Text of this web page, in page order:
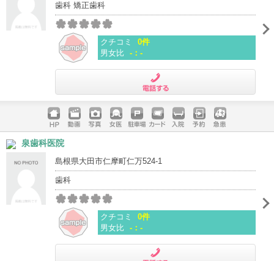
歯科 矯正歯科
クチコミ
0件
男女比 -：-
ホームペ
ージ
動画 写真 女医 駐車場
クレジッ
入院 予約 急患
泉歯科医院
島根県大田市仁摩町仁万524-1
歯科
クチコミ
0件
男女比 -：-